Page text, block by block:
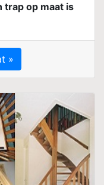
trap op maat is
»